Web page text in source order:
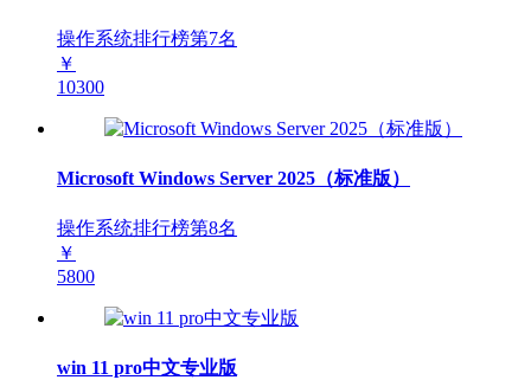
操作系统排行榜第7名
￥
10300
Microsoft Windows Server 2025（标准版）
操作系统排行榜第8名
￥
5800
win 11 pro中文专业版